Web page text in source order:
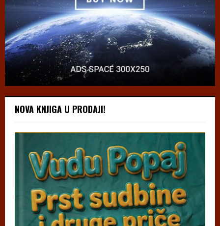
NOVA KNJIGA U PRODAJI!